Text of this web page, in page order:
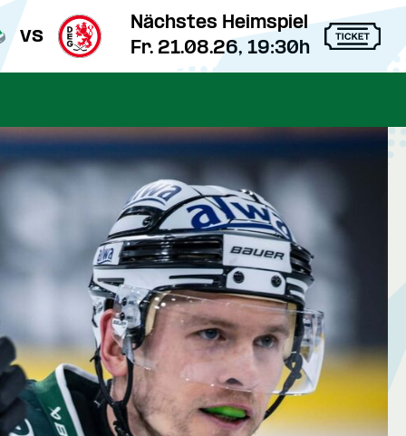
vs
Nächstes Heimspiel
Fr. 21.08.26, 19:30h